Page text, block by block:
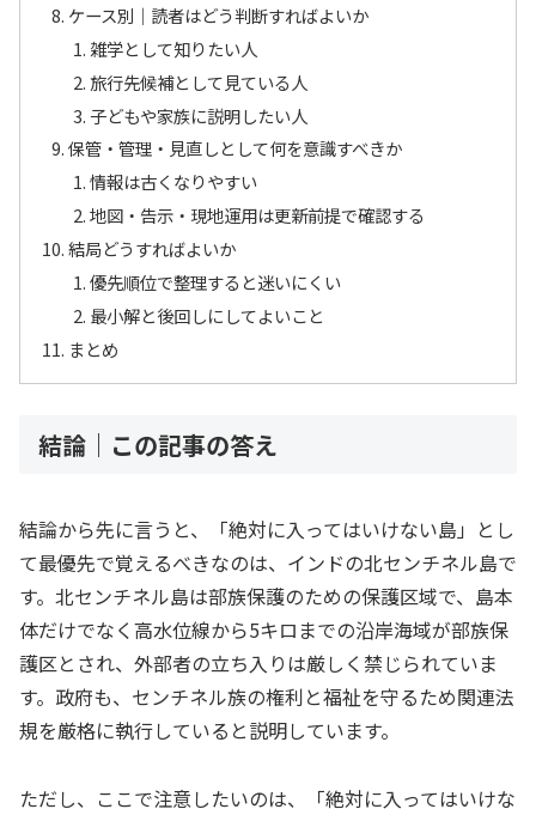
ケース別｜読者はどう判断すればよいか
雑学として知りたい人
旅行先候補として見ている人
子どもや家族に説明したい人
保管・管理・見直しとして何を意識すべきか
情報は古くなりやすい
地図・告示・現地運用は更新前提で確認する
結局どうすればよいか
優先順位で整理すると迷いにくい
最小解と後回しにしてよいこと
まとめ
結論｜この記事の答え
結論から先に言うと、「絶対に入ってはいけない島」とし
て最優先で覚えるべきなのは、インドの北センチネル島で
す。北センチネル島は部族保護のための保護区域で、島本
体だけでなく高水位線から5キロまでの沿岸海域が部族保
護区とされ、外部者の立ち入りは厳しく禁じられていま
す。政府も、センチネル族の権利と福祉を守るため関連法
規を厳格に執行していると説明しています。
ただし、ここで注意したいのは、「絶対に入ってはいけな